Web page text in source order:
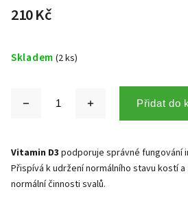
210 Kč
Skladem (2 ks)
Přidat do
Vitamin D3 podporuje správné fungování
Přispívá k udržení normálního stavu kostí
normální činnosti svalů.